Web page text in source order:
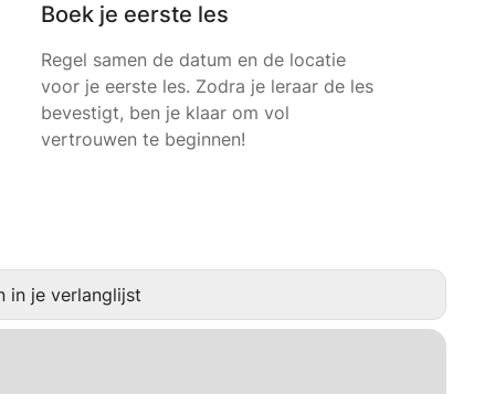
Boek je eerste les
Regel samen de datum en de locatie
voor je eerste les. Zodra je leraar de les
bevestigt, ben je klaar om vol
vertrouwen te beginnen!
in je verlanglijst